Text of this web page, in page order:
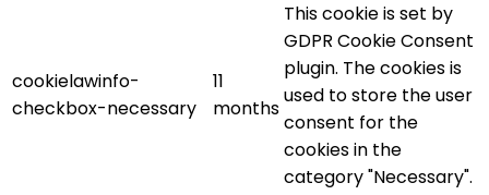
cookielawinfo-
checkbox-necessary
11
months
This cookie is set by
GDPR Cookie Consent
plugin. The cookies is
used to store the user
consent for the
cookies in the
category "Necessary".